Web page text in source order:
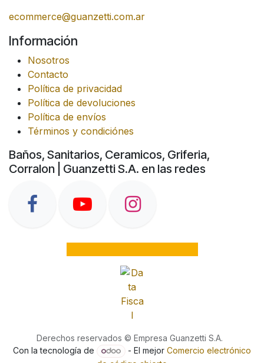
ecommerce@guanzetti.com.ar
Información
Nosotros
Contacto
Política de privacidad
Política de devoluciones
Política de envíos
Términos y condiciónes
Baños, Sanitarios, Ceramicos, Griferia,
Corralon | Guanzetti S.A. en las redes
Derechos reservados © Empresa Guanzetti S.A.
Con la tecnología de
- El mejor Comercio electrónico